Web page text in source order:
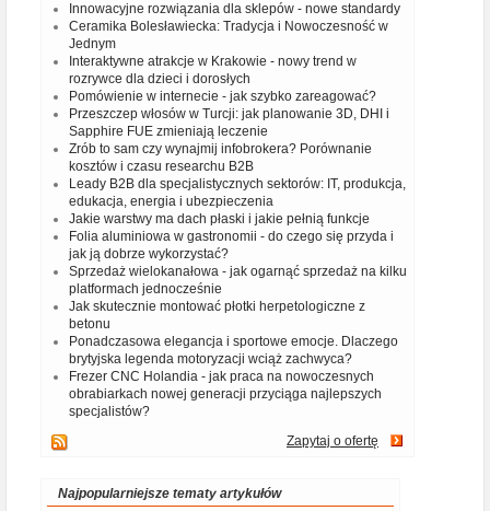
Innowacyjne rozwiązania dla sklepów - nowe standardy
Ceramika Bolesławiecka: Tradycja i Nowoczesność w
Jednym
Interaktywne atrakcje w Krakowie - nowy trend w
rozrywce dla dzieci i dorosłych
Pomówienie w internecie - jak szybko zareagować?
Przeszczep włosów w Turcji: jak planowanie 3D, DHI i
Sapphire FUE zmieniają leczenie
Zrób to sam czy wynajmij infobrokera? Porównanie
kosztów i czasu researchu B2B
Leady B2B dla specjalistycznych sektorów: IT, produkcja,
edukacja, energia i ubezpieczenia
Jakie warstwy ma dach płaski i jakie pełnią funkcje
Folia aluminiowa w gastronomii - do czego się przyda i
jak ją dobrze wykorzystać?
Sprzedaż wielokanałowa - jak ogarnąć sprzedaż na kilku
platformach jednocześnie
Jak skutecznie montować płotki herpetologiczne z
betonu
Ponadczasowa elegancja i sportowe emocje. Dlaczego
brytyjska legenda motoryzacji wciąż zachwyca?
Frezer CNC Holandia - jak praca na nowoczesnych
obrabiarkach nowej generacji przyciąga najlepszych
specjalistów?
Zapytaj o ofertę
Najpopularniejsze tematy artykułów